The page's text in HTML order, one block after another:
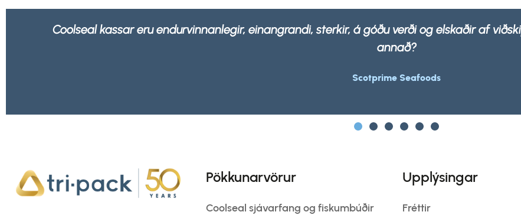
Okkur líður betur að vita að allar umbúðir okkar eru ekki aðeins sterkar og sterkar heldur
sem er.
Morrisons
Pökkunarvörur
Coolseal sjávarfang og fiskumbúðir
Upplýsingar
Fréttir